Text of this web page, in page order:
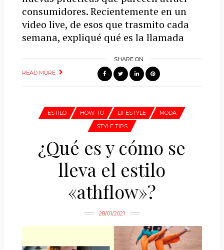
consumidores. Recientemente en un
video live, de esos que trasmito cada
semana, expliqué qué es la llamada
READ MORE
SHARE ON
ESTILO HOW-TO LIFESTYLE
MODA
STYLE TIPS
¿Qué es y cómo se
lleva el estilo
«athflow»?
28/01/2021